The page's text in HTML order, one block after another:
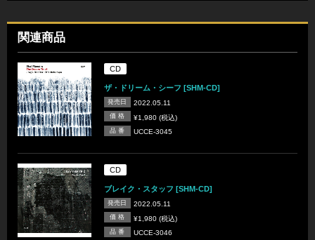
関連商品
CD
ザ・ドリーム・シーフ [SHM-CD]
発売日 2022.05.11
価 格 ¥1,980 (税込)
品 番 UCCE-3045
CD
ブレイク・スタッフ [SHM-CD]
発売日 2022.05.11
価 格 ¥1,980 (税込)
品 番 UCCE-3046